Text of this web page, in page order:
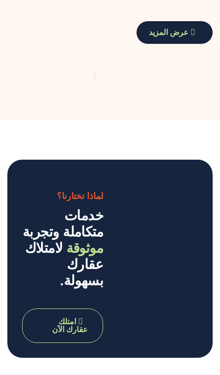
عرض المزيد
لماذا تختارنا؟
خدمات
متكاملة وتجربة
موثوقة لامتلاك
عقارك
بسهولة.
امتلك
عقارك الآن